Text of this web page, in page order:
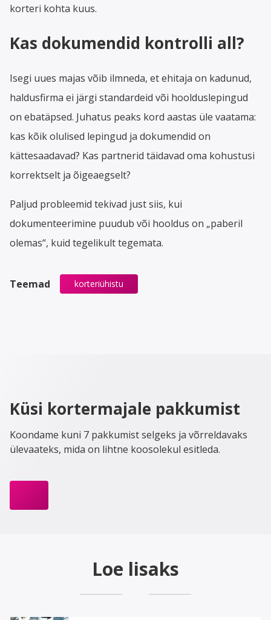
korteri kohta kuus.
Kas dokumendid kontrolli all?
Isegi uues majas võib ilmneda, et ehitaja on kadunud,
haldusfirma ei järgi standardeid või hoolduslepingud
on ebatäpsed. Juhatus peaks kord aastas üle vaatama:
kas kõik olulised lepingud ja dokumendid on
kättesaadavad? Kas partnerid täidavad oma kohustusi
korrektselt ja õigeaegselt?
Paljud probleemid tekivad just siis, kui
dokumenteerimine puudub või hooldus on „paberil
olemas“, kuid tegelikult tegemata.
Teemad korteriühistu
Küsi kortermajale pakkumist
Koondame kuni 7 pakkumist selgeks ja võrreldavaks
ülevaateks, mida on lihtne koosolekul esitleda.
Loe lisaks